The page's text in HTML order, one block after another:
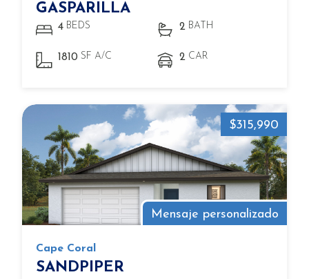
GASPARILLA
4 BEDS 2 BATH
1810 SF A/C 2 CAR
Mensaje personalizado
$315,990
Cape Coral
SANDPIPER